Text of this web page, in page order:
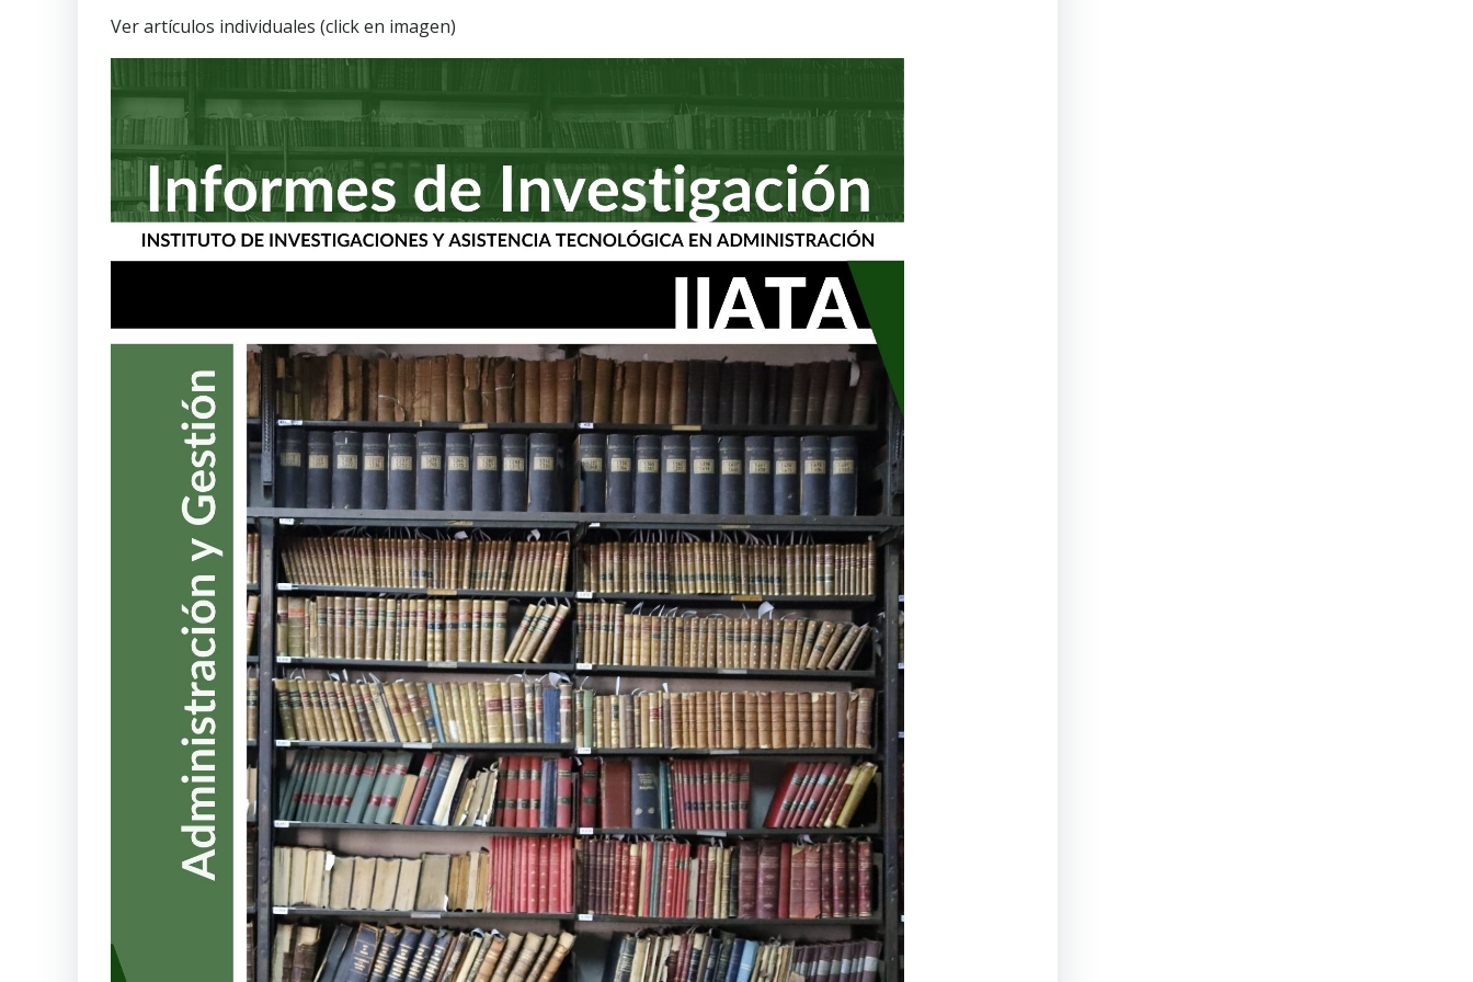
Ver artículos individuales (click en imagen)